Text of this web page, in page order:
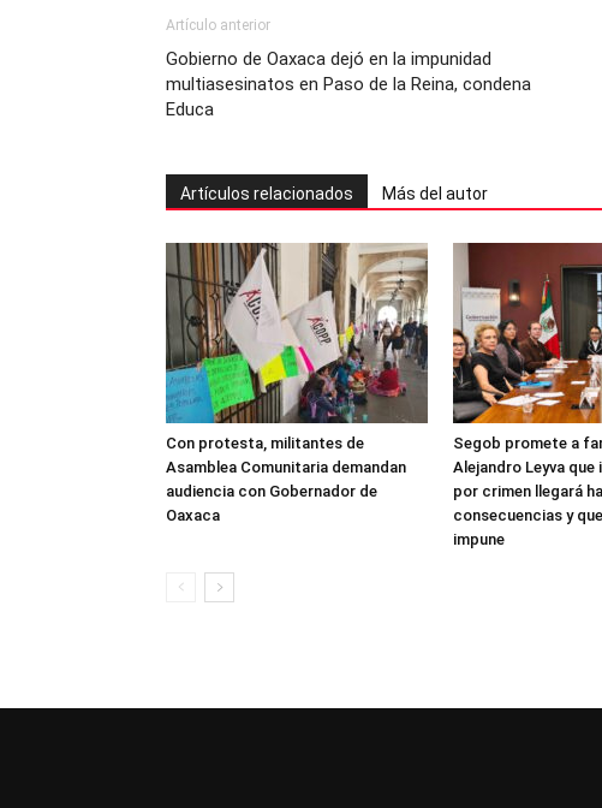
Artículo anterior
Gobierno de Oaxaca dejó en la impunidad
multiasesinatos en Paso de la Reina, condena
Educa
Artículos relacionados Más del autor
Con protesta, militantes de
Asamblea Comunitaria demandan
audiencia con Gobernador de
Oaxaca
Segob promete a
Alejandro Leyva
por crimen llegará
consecuencias y
impune